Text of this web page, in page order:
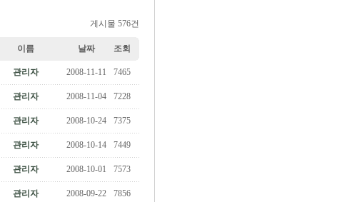
게시물 576건
이름 날짜 조회
관리자 2008-11-11 7465
관리자 2008-11-04 7228
관리자 2008-10-24 7375
관리자 2008-10-14 7449
관리자 2008-10-01 7573
관리자 2008-09-22 7856